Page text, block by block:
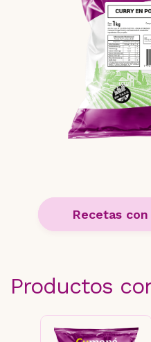
Recetas
Productos